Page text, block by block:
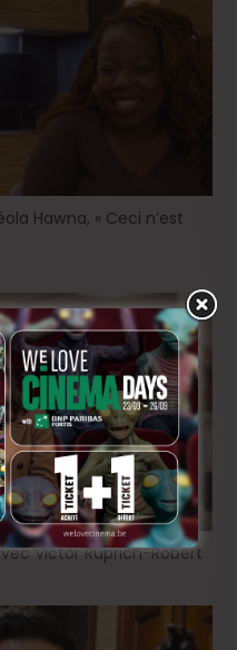
Hawna, « Ceci n’est
Victor Ruprich-Robert